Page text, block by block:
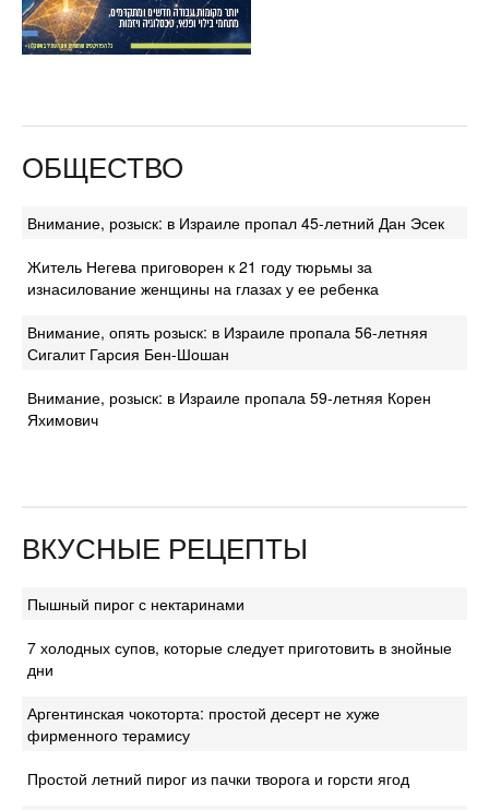
ОБЩЕСТВО
Внимание, розыск: в Израиле пропал 45-летний Дан Эсек
Житель Негева приговорен к 21 году тюрьмы за
изнасилование женщины на глазах у ее ребенка
Внимание, опять розыск: в Израиле пропала 56-летняя
Сигалит Гарсия Бен-Шошан
Внимание, розыск: в Израиле пропала 59-летняя Корен
Яхимович
ВКУСНЫЕ РЕЦЕПТЫ
Пышный пирог с нектаринами
7 холодных супов, которые следует приготовить в знойные
дни
Аргентинская чокоторта: простой десерт не хуже
фирменного терамису
Простой летний пирог из пачки творога и горсти ягод